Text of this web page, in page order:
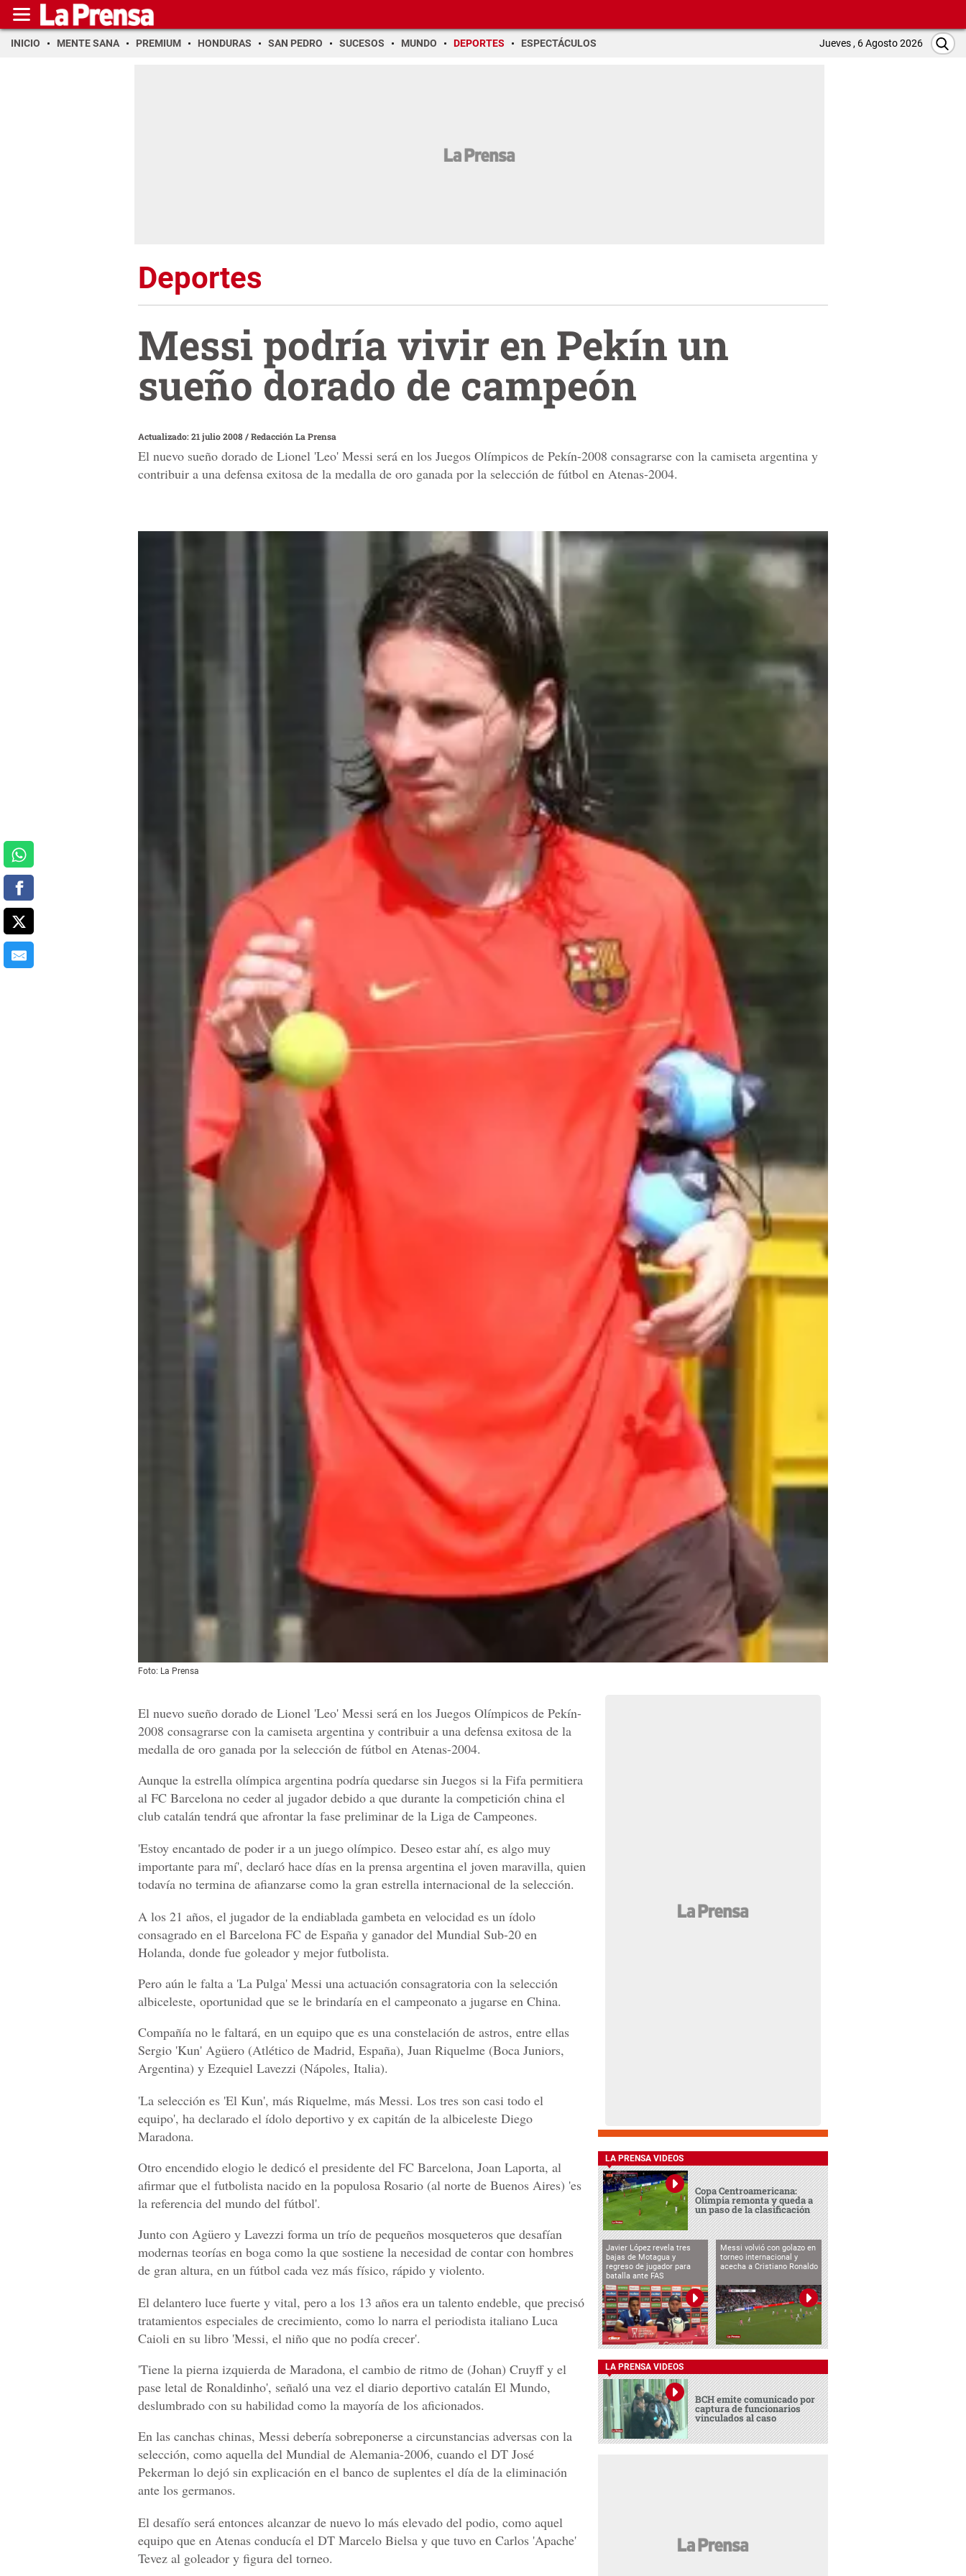
INICIO MENTE SANA PREMIUM HONDURAS SAN PEDRO SUCESOS MUNDO DEPORTES ESPECTÁCULOS Jueves , 6 Agosto 2026
Deportes
Messi podría vivir en Pekín un
sueño dorado de campeón
Actualizado: 21 julio 2008/Redacción La Prensa
El nuevo sueño dorado de Lionel 'Leo' Messi será en los Juegos Olímpicos de Pekín-2008 consagrarse con la camiseta argentina y
contribuir a una defensa exitosa de la medalla de oro ganada por la selección de fútbol en Atenas-2004.
Foto: La Prensa
El nuevo sueño dorado de Lionel 'Leo' Messi será en los Juegos Olímpicos de Pekín-
2008 consagrarse con la camiseta argentina y contribuir a una defensa exitosa de la
medalla de oro ganada por la selección de fútbol en Atenas-2004.
Aunque la estrella olímpica argentina podría quedarse sin Juegos si la Fifa permitiera
al FC Barcelona no ceder al jugador debido a que durante la competición china el
club catalán tendrá que afrontar la fase preliminar de la Liga de Campeones.
'Estoy encantado de poder ir a un juego olímpico. Deseo estar ahí, es algo muy
importante para mí', declaró hace días en la prensa argentina el joven maravilla, quien
todavía no termina de afianzarse como la gran estrella internacional de la selección.
A los 21 años, el jugador de la endiablada gambeta en velocidad es un ídolo
consagrado en el Barcelona FC de España y ganador del Mundial Sub-20 en
Holanda, donde fue goleador y mejor futbolista.
Pero aún le falta a 'La Pulga' Messi una actuación consagratoria con la selección
albiceleste, oportunidad que se le brindaría en el campeonato a jugarse en China.
Compañía no le faltará, en un equipo que es una constelación de astros, entre ellas
Sergio 'Kun' Agüero (Atlético de Madrid, España), Juan Riquelme (Boca Juniors,
Argentina) y Ezequiel Lavezzi (Nápoles, Italia).
'La selección es 'El Kun', más Riquelme, más Messi. Los tres son casi todo el
equipo', ha declarado el ídolo deportivo y ex capitán de la albiceleste Diego
Maradona.
Otro encendido elogio le dedicó el presidente del FC Barcelona, Joan Laporta, al
afirmar que el futbolista nacido en la populosa Rosario (al norte de Buenos Aires) 'es
la referencia del mundo del fútbol'.
Junto con Agüero y Lavezzi forma un trío de pequeños mosqueteros que desafían
modernas teorías en boga como la que sostiene la necesidad de contar con hombres
de gran altura, en un fútbol cada vez más físico, rápido y violento.
El delantero luce fuerte y vital, pero a los 13 años era un talento endeble, que precisó
tratamientos especiales de crecimiento, como lo narra el periodista italiano Luca
Caioli en su libro 'Messi, el niño que no podía crecer'.
'Tiene la pierna izquierda de Maradona, el cambio de ritmo de (Johan) Cruyff y el
pase letal de Ronaldinho', señaló una vez el diario deportivo catalán El Mundo,
deslumbrado con su habilidad como la mayoría de los aficionados.
En las canchas chinas, Messi debería sobreponerse a circunstancias adversas con la
selección, como aquella del Mundial de Alemania-2006, cuando el DT José
Pekerman lo dejó sin explicación en el banco de suplentes el día de la eliminación
ante los germanos.
El desafío será entonces alcanzar de nuevo lo más elevado del podio, como aquel
equipo que en Atenas conducía el DT Marcelo Bielsa y que tuvo en Carlos 'Apache'
Tevez al goleador y figura del torneo.
LA PRENSA VIDEOS
Copa Centroamericana:
Olimpia remonta y queda a
un paso de la clasificación
Javier López revela tres
bajas de Motagua y
regreso de jugador para
batalla ante FAS
Messi volvió con golazo en
torneo internacional y
acecha a Cristiano Ronaldo
LA PRENSA VIDEOS
BCH emite comunicado por
captura de funcionarios
vinculados al caso